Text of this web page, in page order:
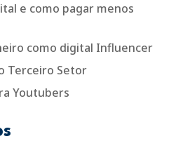
e como pagar menos
como digital Influencer
Terceiro Setor
Youtubers